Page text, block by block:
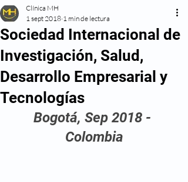
Sociedad Internacional de
Investigación, Salud,
Desarrollo Empresarial y
Tecnologías
Clínica MH
1 sept 2018 1 min de lectura
Bogotá, Sep 2018 -
Colombia